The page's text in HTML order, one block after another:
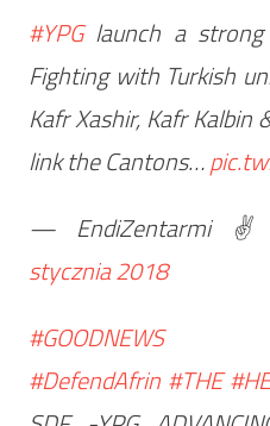
#YPGlaunch a strong
Fighting with Turkish
Kafr Xashir, Kafr
link the Cantons…
— EndiZentarmi ✌
stycznia 2018
#GOODNEWS
#DefendAfrin #THE